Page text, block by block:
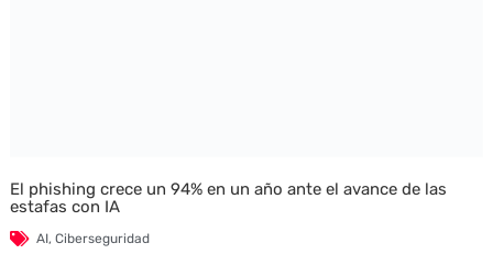
El phishing crece un 94% en un año ante el avance de las
estafas con IA
AI, Ciberseguridad